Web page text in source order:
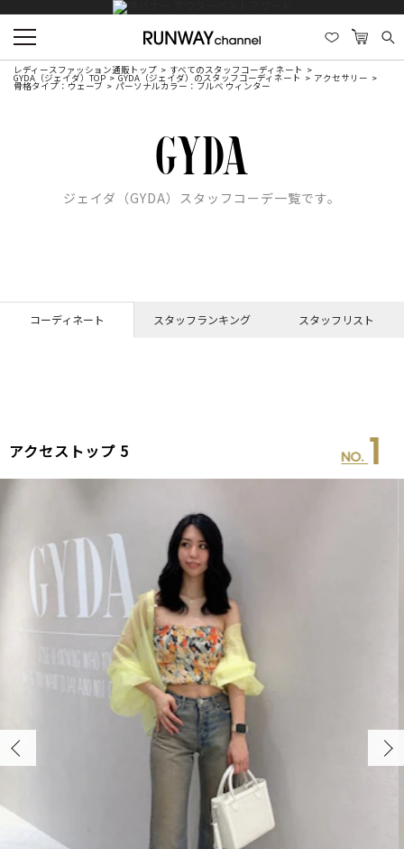
レディースファッション通販トップ すべてのスタッフコーディネート
GYDA（ジェイダ）TOP GYDA（ジェイダ）のスタッフコーディネート アクセサリー
骨格タイプ：ウェーブ パーソナルカラー：ブルべ ウィンター
ジェイダ（GYDA）スタッフコーデ一覧です。
コーディネート スタッフランキング スタッフリスト
アクセストップ 5 NO. 2